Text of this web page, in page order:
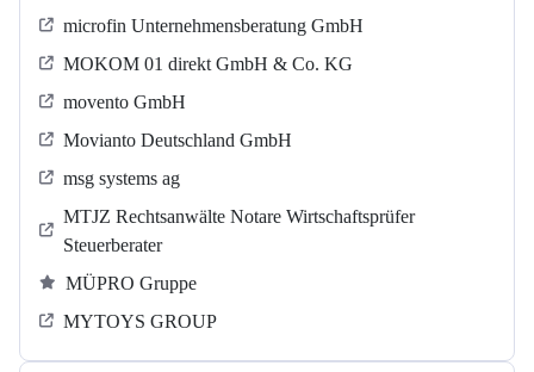
microfin Unternehmensberatung GmbH
MOKOM 01 direkt GmbH & Co. KG
movento GmbH
Movianto Deutschland GmbH
msg systems ag
MTJZ Rechtsanwälte Notare Wirtschaftsprüfer
Steuerberater
MÜPRO Gruppe
MYTOYS GROUP